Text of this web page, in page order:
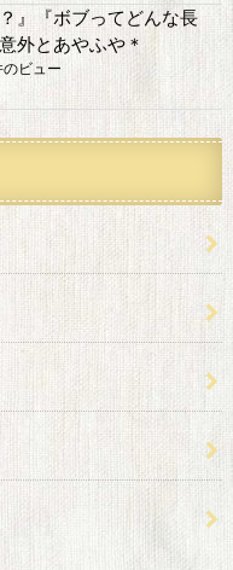
』『ボブってどんな長
外とあやふや＊
ビュー